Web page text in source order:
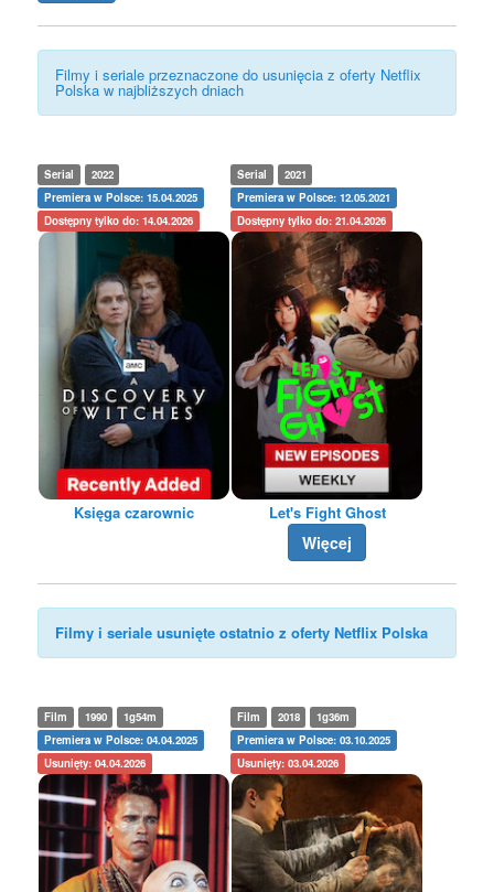
Filmy i seriale przeznaczone do usunięcia z oferty Netflix
Polska w najbliższych dniach
Serial
2022
Premiera w Polsce: 15.04.2025
Dostępny tylko do: 14.04.2026
Księga czarownic
Serial
2021
Premiera w Polsce: 12.05.2021
Dostępny tylko do: 21.04.2026
Let's Fight Ghost
Więcej
Filmy i seriale usunięte ostatnio z oferty Netflix Polska
Film 1990
1g54m
Premiera w Polsce: 04.04.2025
Usunięty: 04.04.2026
Film 2018
1g36m
Premiera w Polsce: 03.10.2025
Usunięty: 03.04.2026